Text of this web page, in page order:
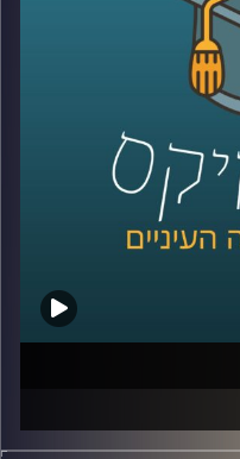
של התמונה
המותקפות
ההשתלטות של
אסף מוגדם מספר
ומעורבותו של
.
מנהלים יופי של